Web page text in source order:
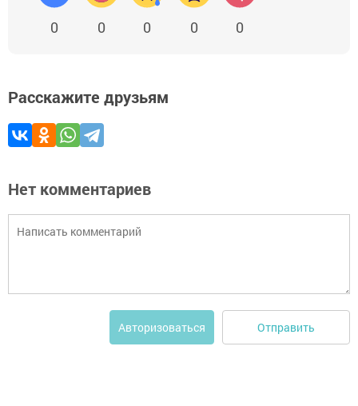
0 0 0 0 0
Расскажите друзьям
Нет комментариев
Авторизоваться Отправить